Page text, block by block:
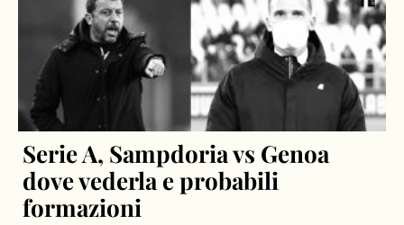
Serie A, Sampdoria vs Genoa
dove vederla e probabili
formazioni